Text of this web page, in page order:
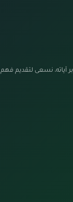
آياته، نسعى لتقديم فهم